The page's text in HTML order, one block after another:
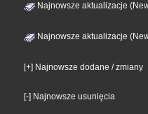
Najnowsze aktualizacje
Najnowsze aktualizacje
[+] Najnowsze dodane / zmiany
[-] Najnowsze usunięcia